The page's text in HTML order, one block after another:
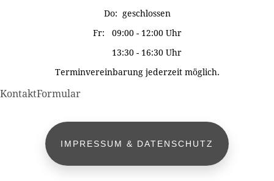
Do: geschlossen
Fr: 09:00 - 12:00 Uhr
13:30 - 16:30 Uhr
Terminvereinbarung jederzeit möglich.
KontaktFormular
IMPRESSUM & DATENSCHUTZ